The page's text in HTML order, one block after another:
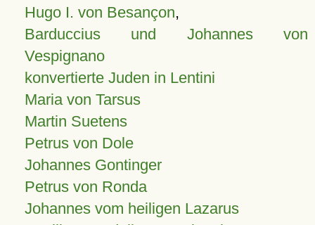
Hugo I. von Besançon,
Barduccius und Johannes von
Vespignano
konvertierte Juden in Lentini
Maria von Tarsus
Martin Suetens
Petrus von Dole
Johannes Gontinger
Petrus von Ronda
Johannes vom heiligen Lazarus